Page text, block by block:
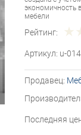
экономичность
мебели
Рейтинг:
Артикул: u-
Продавец:
Последняя